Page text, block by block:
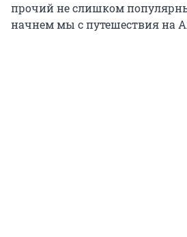
прочий не слишком
начнем мы с путешествия на